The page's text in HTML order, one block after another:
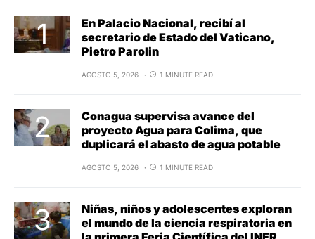
En Palacio Nacional, recibí al
secretario de Estado del Vaticano,
Pietro Parolin
AGOSTO 5, 2026 1 MINUTE READ
Conagua supervisa avance del
proyecto Agua para Colima, que
duplicará el abasto de agua potable
AGOSTO 5, 2026 1 MINUTE READ
Niñas, niños y adolescentes exploran
el mundo de la ciencia respiratoria en